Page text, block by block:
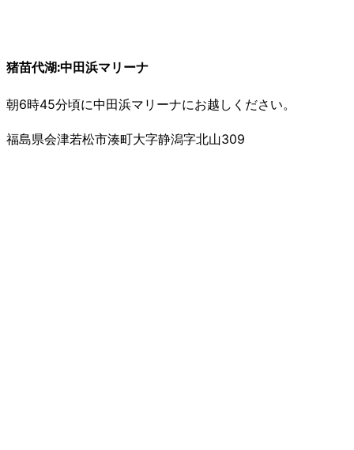
猪苗代湖:中田浜マリーナ
朝6時45分頃に中田浜マリーナにお越しください。
福島県会津若松市湊町大字静潟字北山309